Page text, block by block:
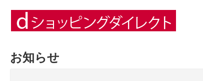
お知らせ